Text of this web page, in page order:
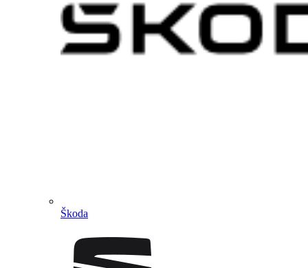
Škoda